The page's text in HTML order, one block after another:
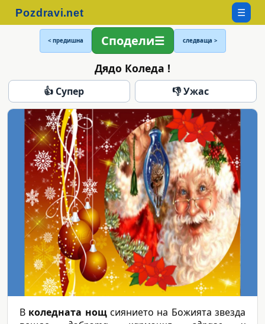
☰
< предишна Сподели следваща >
Дядо Коледа !
👍 Супер 👎 Ужас
В коледната нощсиянието на Божията звезда